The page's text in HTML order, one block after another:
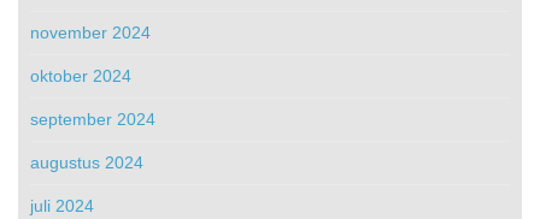
november 2024
oktober 2024
september 2024
augustus 2024
juli 2024